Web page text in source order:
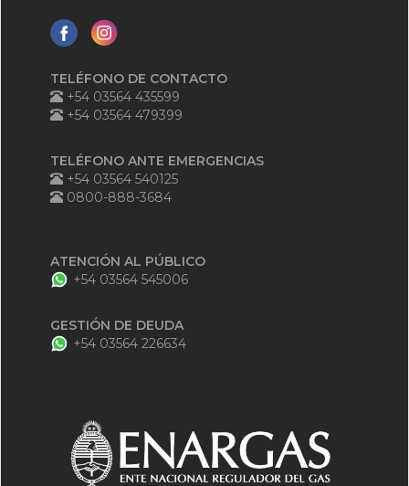
TELÉFONO DE CONTACTO
+54 03564 435599
+54 03564 479399
TELÉFONO ANTE EMERGENCIAS
+54 03564 540125
0800-888-3684
ATENCIÓN AL PÚBLICO
+54 03564 545006
GESTIÓN DE DEUDA
+54 03564 226634